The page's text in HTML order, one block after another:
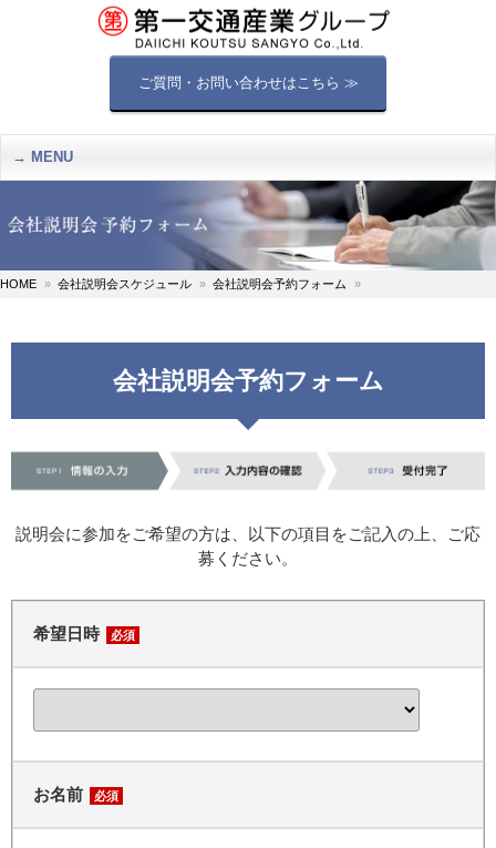
ご質問・お問い合わせはこちら ≫
MENU
HOME 会社説明会スケジュール 会社説明会予約フォーム
会社説明会予約フォーム
説明会に参加をご希望の方は、以下の項目をご記入の上、ご応
募ください。
希望日時 必須
お名前 必須